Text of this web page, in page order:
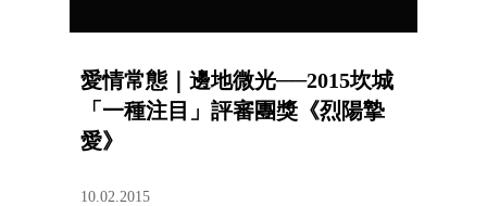
愛情常態｜邊地微光──2015坎城
「一種注目」評審團獎《烈陽摯
愛》
10.02.2015